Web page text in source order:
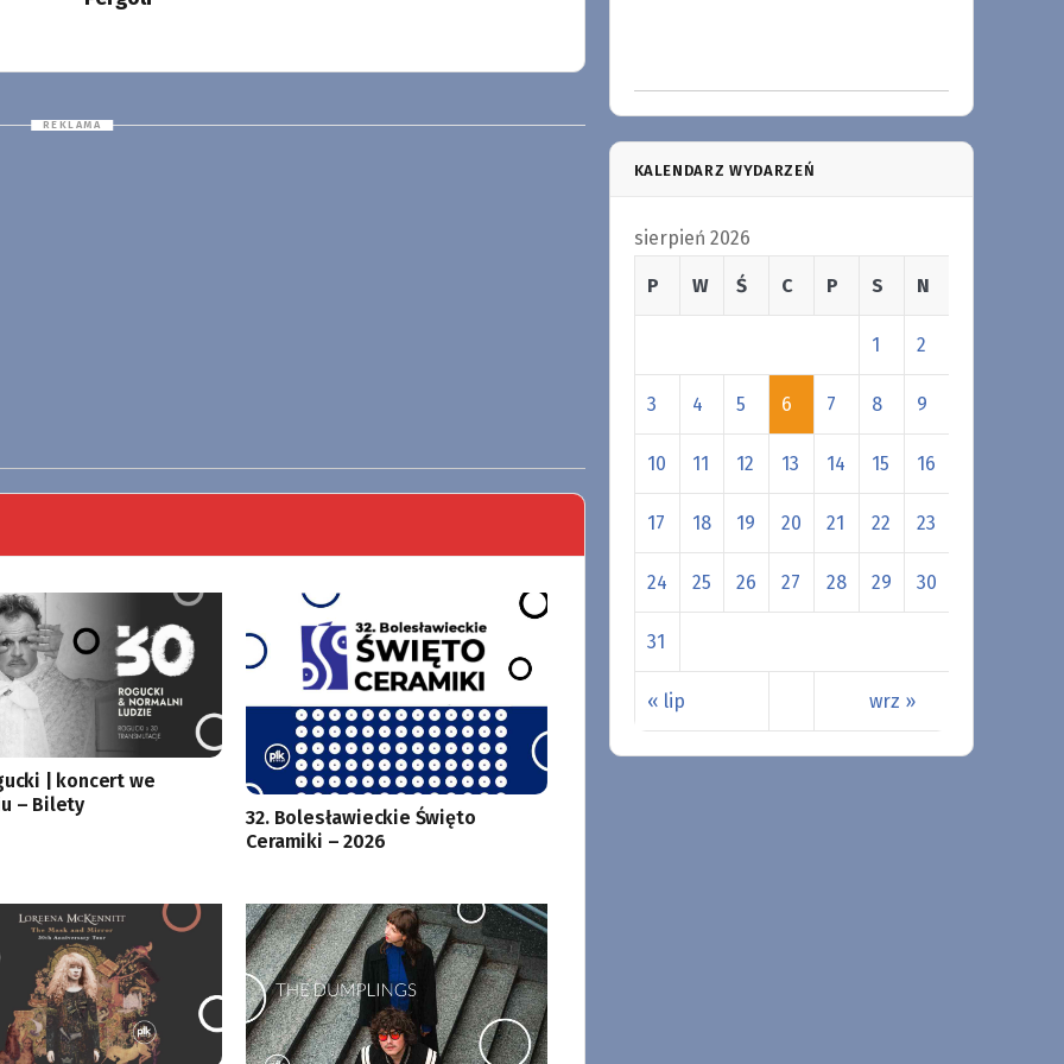
| koncert we
– Bilety
32. Bolesławieckie Święto
Ceramiki – 2026
KALENDARZ WYDARZEŃ
sierpień 2026
P W Ś C P S N
« lip wrz »
1 2
3 4 5 6 7 8 9
10 11 12 13 14 15 16
17 18 19 20 21 22 23
24 25 26 27 28 29 30
31